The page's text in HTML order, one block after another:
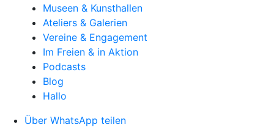
Museen & Kunsthallen
Ateliers & Galerien
Vereine & Engagement
Im Freien & in Aktion
Podcasts
Blog
Hallo
Über WhatsApp teilen